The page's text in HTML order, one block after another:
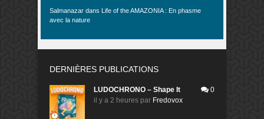
Salmanazar dans Life of the AMAZONIA : En phasme
avec la nature
DERNIÈRES PUBLICATIONS
LUDOCHRONO – Shape It
il y a 2 heures par Fredovox
0